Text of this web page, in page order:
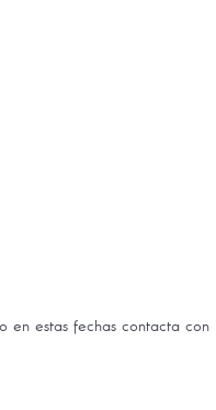
en estas fechas contacta con